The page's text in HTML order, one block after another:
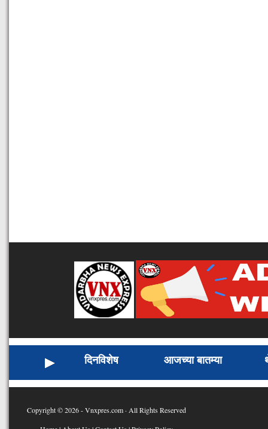
दिनविशेष आजच्या बातम्या
Copyright © 2026 - Vnxpres.com · All Rights Reserved